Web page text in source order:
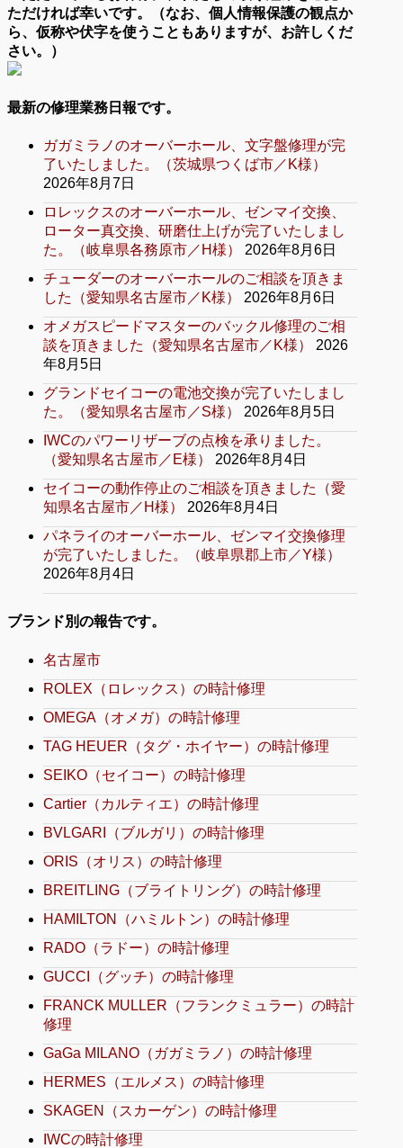
ただければ幸いです。（なお、個人情報保護の観点か
ら、仮称や伏字を使うこともありますが、お許しくだ
さい。）
最新の修理業務日報です。
ガガミラノのオーバーホール、文字盤修理が完
了いたしました。（茨城県つくば市／K様）
2026年8月7日
ロレックスのオーバーホール、ゼンマイ交換、
ローター真交換、研磨仕上げが完了いたしまし
た。（岐阜県各務原市／H様）
2026年8月6日
チューダーのオーバーホールのご相談を頂きま
した（愛知県名古屋市／K様）
2026年8月6日
オメガスピードマスターのバックル修理のご相
談を頂きました（愛知県名古屋市／K様）
2026
年8月5日
グランドセイコーの電池交換が完了いたしまし
た。（愛知県名古屋市／S様）
2026年8月5日
IWCのパワーリザーブの点検を承りました。
（愛知県名古屋市／E様）
2026年8月4日
セイコーの動作停止のご相談を頂きました（愛
知県名古屋市／H様）
2026年8月4日
パネライのオーバーホール、ゼンマイ交換修理
が完了いたしました。（岐阜県郡上市／Y様）
2026年8月4日
ブランド別の報告です。
名古屋市
ROLEX（ロレックス）の時計修理
OMEGA（オメガ）の時計修理
TAG HEUER（タグ・ホイヤー）の時計修理
SEIKO（セイコー）の時計修理
Cartier（カルティエ）の時計修理
BVLGARI（ブルガリ）の時計修理
ORIS（オリス）の時計修理
BREITLING（ブライトリング）の時計修理
HAMILTON（ハミルトン）の時計修理
RADO（ラドー）の時計修理
GUCCI（グッチ）の時計修理
FRANCK MULLER（フランクミュラー）の時計
修理
GaGa MILANO（ガガミラノ）の時計修理
HERMES（エルメス）の時計修理
SKAGEN（スカーゲン）の時計修理
IWCの時計修理